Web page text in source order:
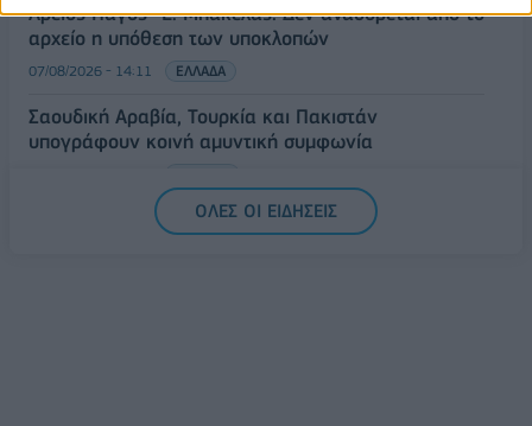
Άρειος Πάγος- Ε. Μπακέλας: Δεν ανασύρεται από το
αρχείο η υπόθεση των υποκλοπών
07/08/2026 - 14:11 ΕΛΛΑΔΑ
Σαουδική Αραβία, Τουρκία και Πακιστάν
υπογράφουν κοινή αμυντική συμφωνία
ΟΛΕΣ ΟΙ ΕΙΔΗΣΕΙΣ